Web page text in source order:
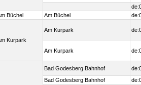
Büchel Am Büchel
Kurpark
Am Kurpark
Am Kurpark
Bad Godesberg Bahnhof
Bad Godesberg Bahnhof